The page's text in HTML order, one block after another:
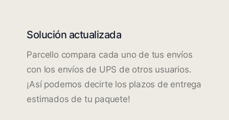
Solución actualizada
Parcello compara cada uno de tus envíos
con los envíos de UPS de otros usuarios.
¡Así podemos decirte los plazos de entrega
estimados de tu paquete!